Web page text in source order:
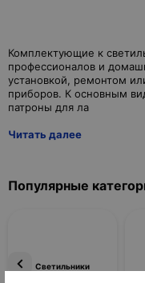
Комплектующие к
профессионалов и
установкой, ремонтом
приборов. К основным
Читать далее
Популярные
Светильники